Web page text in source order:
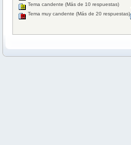
Tema candente (Más de 10 respuestas)
Tema muy candente (Más de 20 respuestas)